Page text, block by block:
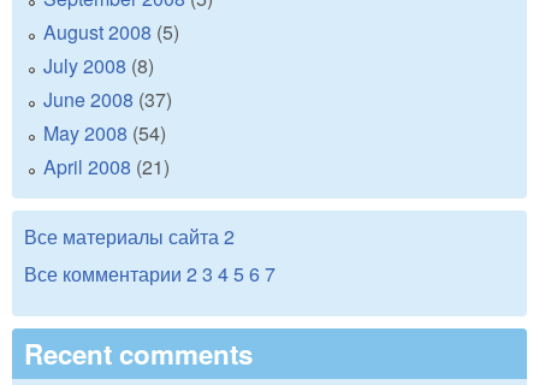
August 2008 (5)
July 2008 (8)
June 2008 (37)
May 2008 (54)
April 2008 (21)
Все материалы сайта2
Все комментарии 2 3 4567
Recent comments